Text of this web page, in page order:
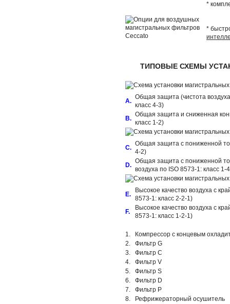
*
*
ТИПОВЫЕ СХЕМЫ
A.
Общая защита (чистота
класс 4-3)
B.
Общая защита и сниженная
класс 1-2)
C.
Общая защита с пониженной
4-2)
D.
Общая защита с пониженной
воздуха по ISO 8573-1: класс 1-
E.
Высокое качество воздуха с
8573-1: класс 2-2-1)
F.
Высокое качество воздуха с
8573-1: класс 1-2-1)
1.
Компрессор с концевым
2.
Фильтр G
3.
Фильтр C
4.
Фильтр V
5.
Фильтр S
6.
Фильтр D
7.
Фильтр P
8.
Рефрижераторный осушитель